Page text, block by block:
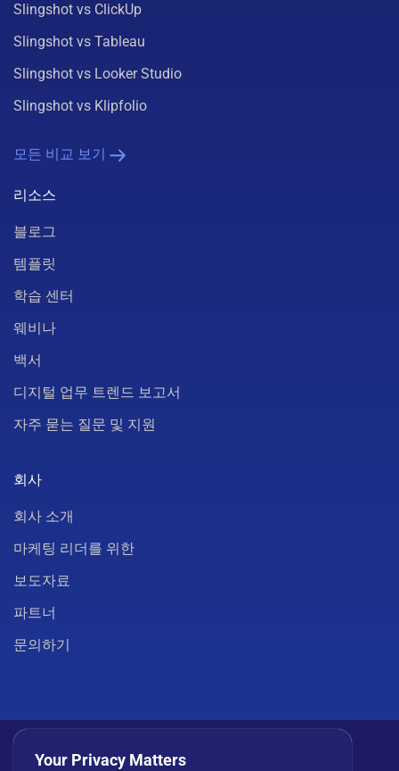
Slingshot vs ClickUp
Slingshot vs Tableau
Slingshot vs Looker Studio
Slingshot vs Klipfolio
모든 비교 보기
리소스
블로그
템플릿
학습 센터
웨비나
백서
디지털 업무 트렌드 보고서
자주 묻는 질문 및 지원
회사
회사 소개
마케팅 리더를 위한
보도자료
파트너
문의하기
Your Privacy Matters